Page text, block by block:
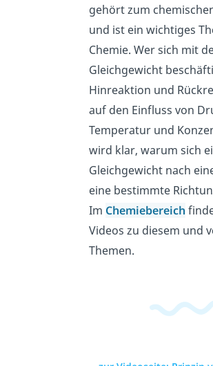
gehört zum
und ist ein wichtiges
Chemie. Wer sich mit
Gleichgewicht
Hinreaktion und
auf den Einfluss von
Temperatur und
wird klar, warum sich
Gleichgewicht nach
eine bestimmte
Im Chemiebereich
Videos zu diesem und
Themen.